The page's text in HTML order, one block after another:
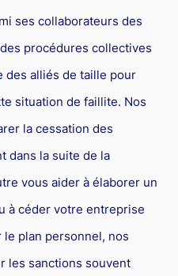
ses collaborateurs des
procédures collectives
des alliés de taille pour
situation de faillite. Nos
la cessation des
dans la suite de la
vous aider à élaborer un
à céder votre entreprise
le plan personnel, nos
les sanctions souvent